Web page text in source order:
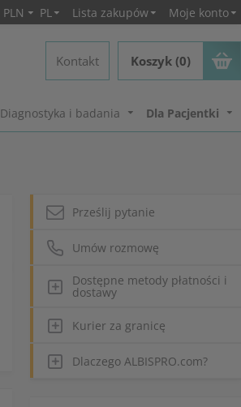
PLN PL Lista zakupów Moje konto
Kontakt Koszyk (0)
Diagnostyka i badania Dla Pacjentki
Prześlij pytanie
Umów rozmowę
Dostępne metody płatności i
dostawy
Kurier za granicę
Dlaczego ALBISPRO.com?